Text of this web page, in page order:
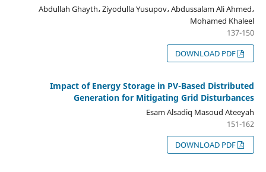
Abdullah Ghayth، Ziyodulla Yusupov، Abdussalam Ali Ahmed،
Mohamed Khaleel
137-150
DOWNLOAD PDF
Impact of Energy Storage in PV-Based Distributed
Generation for Mitigating Grid Disturbances
Esam Alsadiq Masoud Ateeyah
151-162
DOWNLOAD PDF